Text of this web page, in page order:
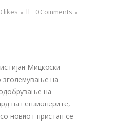
0 likes
0 Comments
Мицкоски
зголемување на
на
на пензионерите,
со новиот пристап се